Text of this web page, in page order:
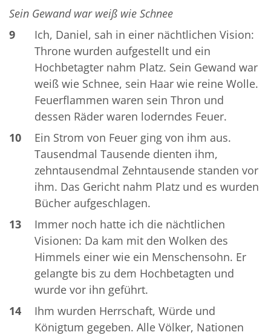
Sein Gewand war weiß wie Schnee
9
Ich, Daniel, sah in einer nächtlichen Vision:
Throne wurden aufgestellt und ein
Hochbetagter nahm Platz. Sein Gewand war
weiß wie Schnee, sein Haar wie reine Wolle.
Feuerflammen waren sein Thron und
dessen Räder waren loderndes Feuer.
10
Ein Strom von Feuer ging von ihm aus.
Tausendmal Tausende dienten ihm,
zehntausendmal Zehntausende standen vor
ihm. Das Gericht nahm Platz und es wurden
Bücher aufgeschlagen.
13
Immer noch hatte ich die nächtlichen
Visionen: Da kam mit den Wolken des
Himmels einer wie ein Menschensohn. Er
gelangte bis zu dem Hochbetagten und
wurde vor ihn geführt.
14
Ihm wurden Herrschaft, Würde und
Königtum gegeben. Alle Völker, Nationen